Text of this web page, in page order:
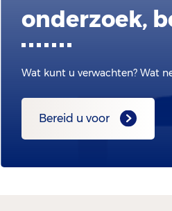
onderzoek,
Wat kunt u verwachten? Wat
Bereid u voor